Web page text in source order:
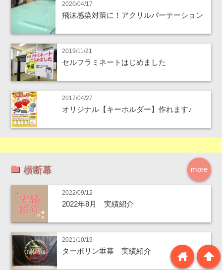
2020/04/17
飛沫感染対策に！アクリルパーテーション
2019/11/21
セルフラミネートはじめました
2017/04/27
オリジナル【キーホルダー】作れます♪
more
横断幕
2022/09/12
2022年8月 実績紹介
2021/10/19
ターポリン垂幕 実績紹介 arrowup
home